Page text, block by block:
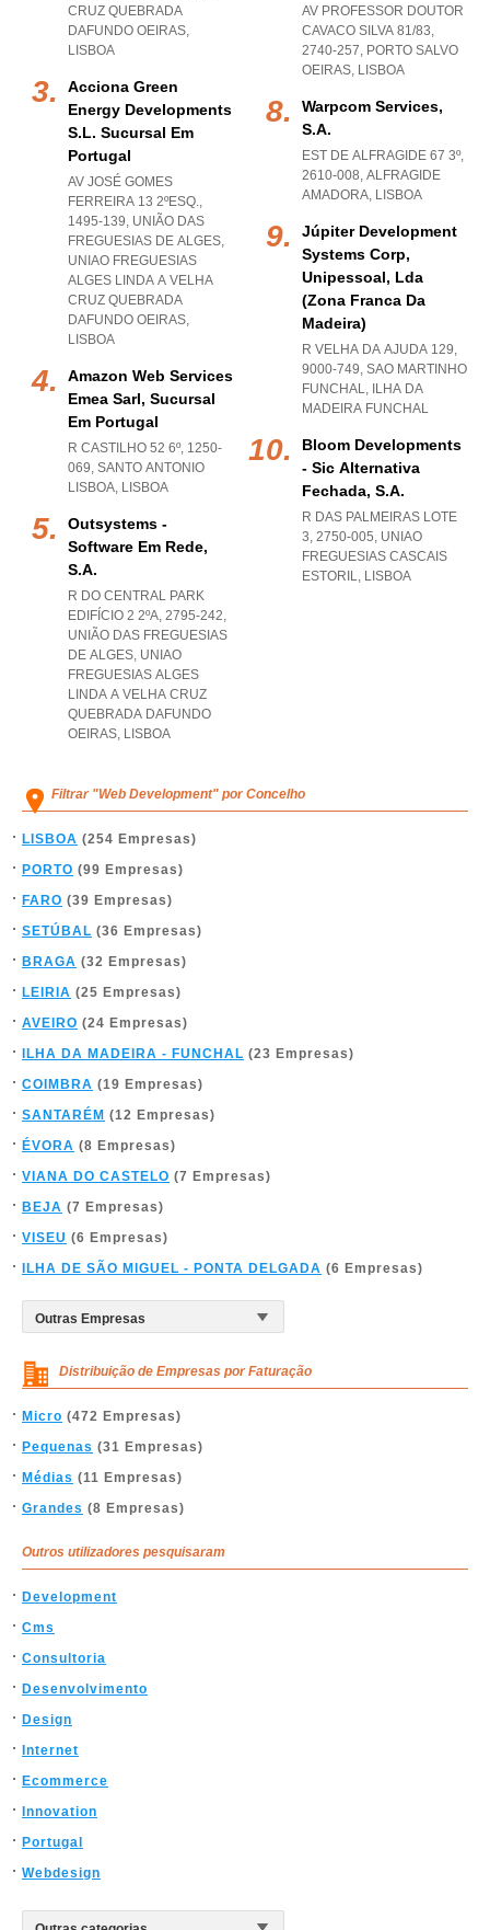
CRUZ QUEBRADA
DAFUNDO OEIRAS,
LISBOA
Acciona Green
Energy Developments
S.l. Sucursal Em
Portugal
AV JOSÉ GOMES
FERREIRA 13 2ºESQ.,
1495-139, UNIÃO DAS
FREGUESIAS DE ALGES,
UNIAO FREGUESIAS
ALGES LINDA A VELHA
CRUZ QUEBRADA
DAFUNDO OEIRAS,
LISBOA
Amazon Web Services
Emea Sarl, Sucursal
Em Portugal
R CASTILHO 52 6º, 1250-
069, SANTO ANTONIO
LISBOA, LISBOA
Outsystems -
Software Em Rede,
S.a.
R DO CENTRAL PARK
EDIFÍCIO 2 2ºA, 2795-242,
UNIÃO DAS FREGUESIAS
DE ALGES, UNIAO
FREGUESIAS ALGES
LINDA A VELHA CRUZ
QUEBRADA DAFUNDO
OEIRAS, LISBOA
AV PROFESSOR DOUTOR
CAVACO SILVA 81/83,
2740-257, PORTO SALVO
OEIRAS, LISBOA
Warpcom Services,
S.a.
EST DE ALFRAGIDE 67 3º,
2610-008, ALFRAGIDE
AMADORA, LISBOA
Júpiter Development
Systems Corp,
Unipessoal, Lda
(zona Franca Da
Madeira)
R VELHA DA AJUDA 129,
9000-749, SAO MARTINHO
FUNCHAL, ILHA DA
MADEIRA FUNCHAL
Bloom Developments
- Sic Alternativa
Fechada, S.a.
R DAS PALMEIRAS LOTE
3, 2750-005, UNIAO
FREGUESIAS CASCAIS
ESTORIL, LISBOA
Filtrar "Web Development" por Concelho
LISBOA (254 Empresas)
PORTO (99 Empresas)
FARO (39 Empresas)
SETÚBAL (36 Empresas)
BRAGA (32 Empresas)
LEIRIA (25 Empresas)
AVEIRO (24 Empresas)
ILHA DA MADEIRA - FUNCHAL (23 Empresas)
COIMBRA (19 Empresas)
SANTARÉM (12 Empresas)
ÉVORA (8 Empresas)
VIANA DO CASTELO (7 Empresas)
BEJA (7 Empresas)
VISEU (6 Empresas)
ILHA DE SÃO MIGUEL - PONTA DELGADA (6 Empresas)
Distribuição de Empresas por Faturação
Micro (472 Empresas)
Pequenas (31 Empresas)
Médias (11 Empresas)
Grandes (8 Empresas)
Outros utilizadores pesquisaram
Development
Cms
Consultoria
Desenvolvimento
Design
Internet
Ecommerce
Innovation
Portugal
Webdesign